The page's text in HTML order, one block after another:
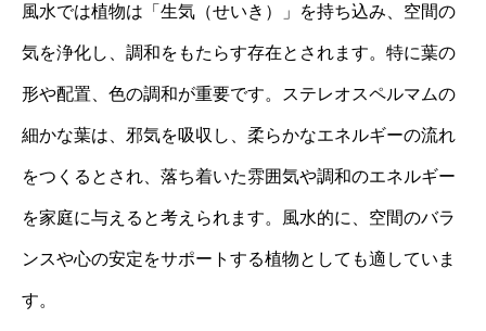
風水では植物は「生気（せいき）」を持ち込み、空間の
気を浄化し、調和をもたらす存在とされます。特に葉の
形や配置、色の調和が重要です。ステレオスペルマムの
細かな葉は、邪気を吸収し、柔らかなエネルギーの流れ
をつくるとされ、落ち着いた雰囲気や調和のエネルギー
を家庭に与えると考えられます。風水的に、空間のバラ
ンスや心の安定をサポートする植物としても適していま
す。